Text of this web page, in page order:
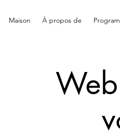
Maison À propos de